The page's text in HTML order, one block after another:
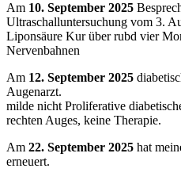
Am 10. September 2025
Ultraschalluntersuchung vom 3.
Liponsäure Kur über rubd vier
Nervenbahnen
Am 12. September 2025
Augenarzt.
milde nicht Proliferative
rechten Auges, keine Therapie.
Am 22. September 2025 hat
erneuert.